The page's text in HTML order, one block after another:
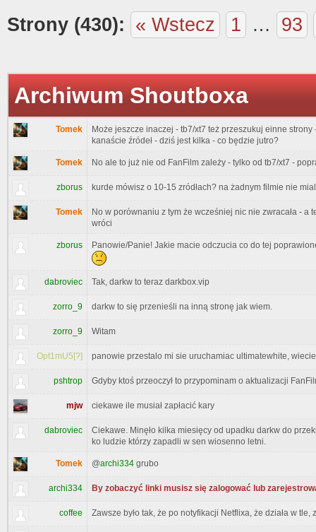
Strony (430): « Wstecz 1 … 93
Archiwum Shoutboxa
Tomek
Może jeszcze inaczej - tb7/xt7 też przeszukuj einne
kanaście źródeł - dziś jest kilka - co będzie jutro?
Tomek No ale to już nie od FanFilm zależy - tylko od tb7/xt7 -
zborus kurde mówisz o 10-15 zródłach? na żadnym filmie nie
Tomek
No w porównaniu z tym że wcześniej nic nie zwracała -
wróci
zborus Panowie/Panie! Jakie macie odczucia co do tej
dabroviec Tak, darkw to teraz darkbox.vip
zorro_9 darkw to się przenieśli na inną stronę jak wiem.
zorro_9 Witam
Opt1mU5[?] panowie przestalo mi sie uruchamiac ultimatewhite,
pshtrop Gdyby ktoś przeoczył to przypominam o aktualizacji
mjw ciekawe ile musiał zapłacić kary
dabroviec
Ciekawe. Minęło kilka miesięcy od upadku darkw do
ko ludzie którzy zapadli w sen wiosenno letni.
Tomek @archi334 grubo
archi334 By zobaczyć linki musisz się zalogować lub
coffee Zawsze było tak, że po notyfikacji Netflixa, że działa w tle,